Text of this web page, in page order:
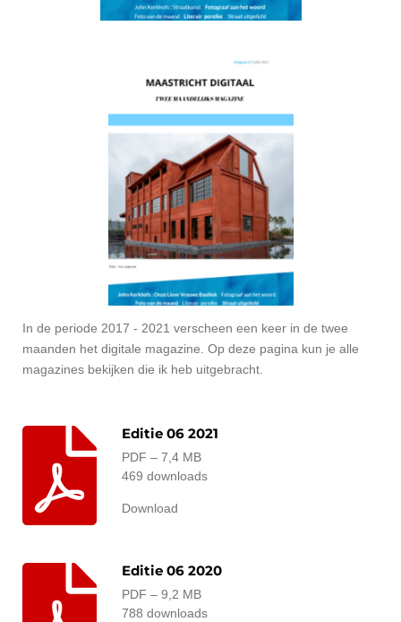
In de periode 2017 - 2021 verscheen een keer in de twee
maanden het digitale magazine. Op deze pagina kun je alle
magazines bekijken die ik heb uitgebracht.
Editie 06 2021
PDF – 7,4 MB
469 downloads
Download
Editie 06 2020
PDF – 9,2 MB
788 downloads